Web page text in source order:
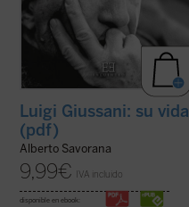
Luigi Giussani: su vida
(pdf)
Alberto Savorana
9,99€ IVA incluido
disponible en ebook: